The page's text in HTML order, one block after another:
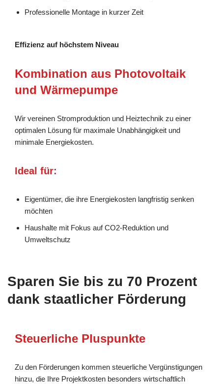
Professionelle Montage in kurzer Zeit
Effizienz auf höchstem Niveau
Kombination aus Photovoltaik
und Wärmepumpe
Wir vereinen Stromproduktion und Heiztechnik zu einer
optimalen Lösung für maximale Unabhängigkeit und
minimale Energiekosten.
Ideal für:
Eigentümer, die ihre Energiekosten langfristig senken
möchten
Haushalte mit Fokus auf CO2-Reduktion und
Umweltschutz
Sparen Sie bis zu 70 Prozent
dank staatlicher Förderung
Steuerliche Pluspunkte
Zu den Förderungen kommen steuerliche Vergünstigungen
hinzu, die Ihre Projektkosten besonders wirtschaftlich